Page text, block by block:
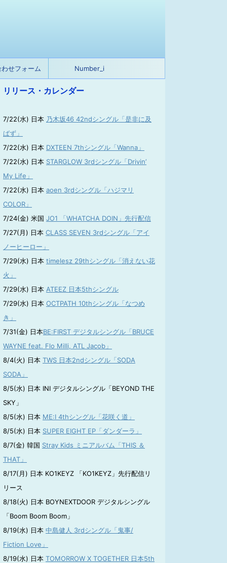
せフォーム Number_i
リリース・カレンダー
7/22(水) 日本 乃木坂46 42ndシングル「是非に及
ばず」
7/22(水) 日本 DXTEEN 7thシングル「Wanna」
7/22(水) 日本 STARGLOW 3rdシングル「Drivin’
My Life」
7/22(水) 日本 aoen 3rdシングル「ハジマリ
COLOR」
7/24(金) 米国 JO1 「WHATCHA DOIN」先行配信
7/27(月) 日本 CLASS SEVEN 3rdシングル「アイ
ノーヒーロー」
7/29(水) 日本 timelesz 29thシングル「消えない花
火」
7/29(水) 日本 ATEEZ 日本5thシングル
7/29(水) 日本 OCTPATH 10thシングル「なつめ
き」
7/31(金) 日本BE:FIRST デジタルシングル「BRUCE
WAYNE feat. Flo Milli, ATL Jacob」
8/4(火) 日本 TWS 日本2ndシングル「SODA
SODA」
8/5(水) 日本 INI デジタルシングル「BEYOND THE
SKY」
8/5(水) 日本 ME:I 4thシングル「花咲く道」
8/5(水) 日本 SUPER EIGHT EP「ダンダーラ」
8/7(金) 韓国 Stray Kids ミニアルバム「THIS ＆
THAT」
8/17(月) 日本 KO1KEYZ 「KO1KEYZ」先行配信リ
リース
8/18(火) 日本 BOYNEXTDOOR デジタルシングル
「Boom Boom Boom」
8/19(水) 日本 中島健人 3rdシングル「鬼事/
Fiction Love」
8/19(水) 日本 TOMORROW X TOGETHER 日本5th